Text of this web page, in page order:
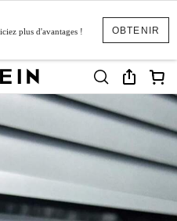
OBTENIR
plus d'avantages !